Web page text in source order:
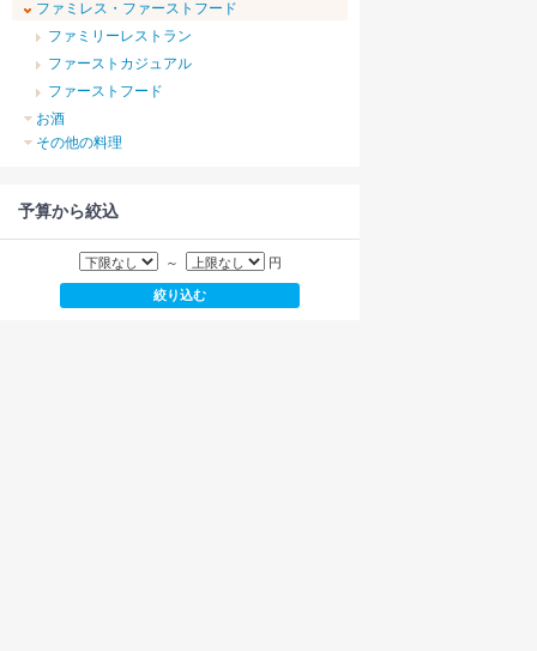
ファミレス・ファーストフード
ファミリーレストラン
ファーストカジュアル
ファーストフード
お酒
その他の料理
予算から絞込
～ 円